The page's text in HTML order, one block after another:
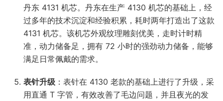
丹东 4131 机芯。丹东在生产 4130 机芯的基础上，经
过多年的技术沉淀和经验积累，耗时两年打造出了这款
4131 机芯。该机芯外观纹理雕刻优美，走时计时精
准，动力储备足，拥有 72 小时的强劲动力储备，能够
满足日常佩戴的需求。​
表针升级 ：表针在 4130 老款的基础上进行了升级，采
用直通 T 字管，有效改善了毛边问题，并且夜光的发